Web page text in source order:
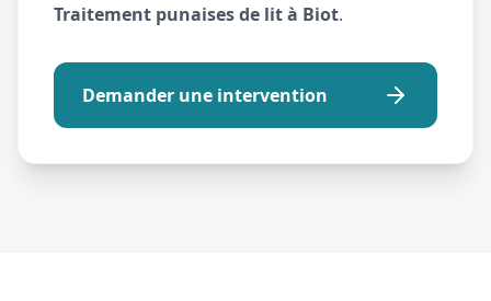
Traitement punaises de lit à Biot.
Demander une intervention